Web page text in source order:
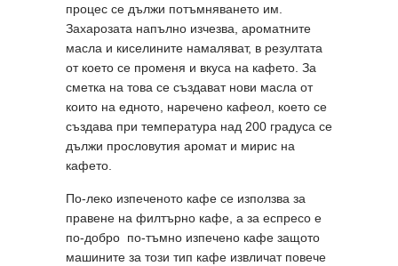
процес се дължи потъмняването им.
Захарозата напълно изчезва, ароматните
масла и киселините намаляват, в резултата
от което се променя и вкуса на кафето. За
сметка на това се създават нови масла от
които на едното, наречено кафеол, което се
създава при температура над 200 градуса се
дължи прословутия аромат и мирис на
кафето.
По-леко изпеченото кафе се използва за
правене на филтърно кафе, а за еспресо е
по-добро по-тъмно изпечено кафе защото
машините за този тип кафе извличат повече